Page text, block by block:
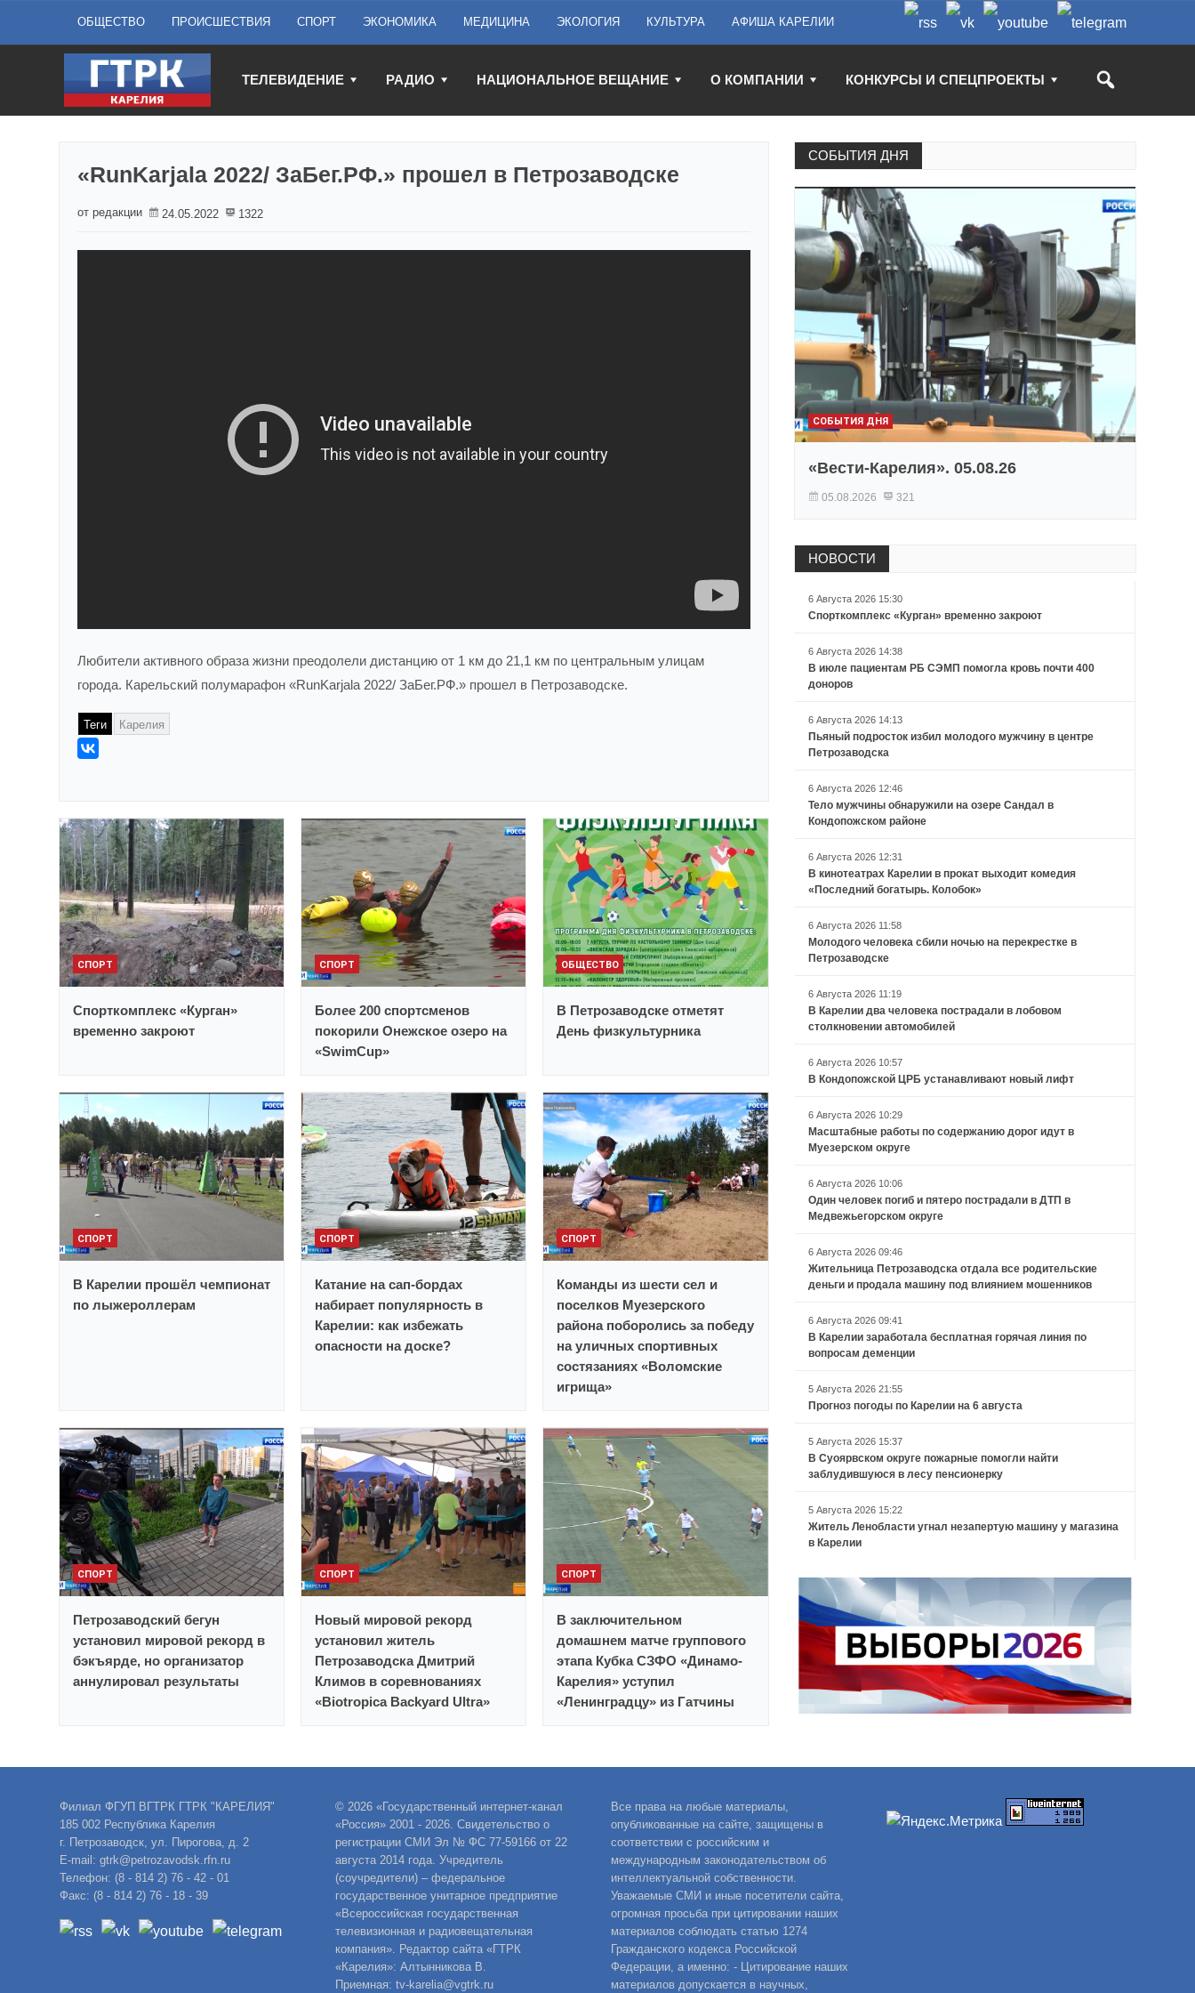
ОБЩЕСТВО ПРОИСШЕСТВИЯ СПОРТ ЭКОНОМИКА МЕДИЦИНА ЭКОЛОГИЯ КУЛЬТУРА АФИША КАРЕЛИИ
ТЕЛЕВИДЕНИЕ РАДИО НАЦИОНАЛЬНОЕ ВЕЩАНИЕ О КОМПАНИИ КОНКУРСЫ И СПЕЦПРОЕКТЫ
«RunKarjala 2022/ ЗаБег.РФ.» прошел в Петрозаводске
от редакции 24.05.2022 1322
Любители активного образа жизни преодолели дистанцию от 1 км до 21,1 км по центральным улицам
города. Карельский полумарафон «RunKarjala 2022/ ЗаБег.РФ.» прошел в Петрозаводске.
Теги Карелия
СПОРТ
Спорткомплекс «Курган»
временно закроют
СПОРТ
Более 200 спортсменов
покорили Онежское озеро на
«SwimCup»
ОБЩЕСТВО
В Петрозаводске отметят
День физкультурника
СПОРТ
В Карелии прошёл чемпионат
по лыжероллерам
СПОРТ
Катание на сап-бордах
набирает популярность в
Карелии: как избежать
опасности на доске?
СПОРТ
Команды из шести сел и
поселков Муезерского
района поборолись за победу
на уличных спортивных
состязаниях «Воломские
игрища»
СПОРТ
Петрозаводский бегун
установил мировой рекорд в
бэкъярде, но организатор
аннулировал результаты
СПОРТ
Новый мировой рекорд
установил житель
Петрозаводска Дмитрий
Климов в соревнованиях
«Biotropica Вackyard Ultra»
СПОРТ
В заключительном
домашнем матче группового
этапа Кубка СЗФО «Динамо-
Карелия» уступил
«Ленинградцу» из Гатчины
СОБЫТИЯ ДНЯ
СОБЫТИЯ ДНЯ
«Вести-Карелия». 05.08.26
05.08.2026 321
НОВОСТИ
6 Августа 2026 15:30
Спорткомплекс «Курган» временно закроют
6 Августа 2026 14:38
В июле пациентам РБ СЭМП помогла кровь почти 400
доноров
6 Августа 2026 14:13
Пьяный подросток избил молодого мужчину в центре
Петрозаводска
6 Августа 2026 12:46
Тело мужчины обнаружили на озере Сандал в
Кондопожском районе
6 Августа 2026 12:31
В кинотеатрах Карелии в прокат выходит комедия
«Последний богатырь. Колобок»
6 Августа 2026 11:58
Молодого человека сбили ночью на перекрестке в
Петрозаводске
6 Августа 2026 11:19
В Карелии два человека пострадали в лобовом
столкновении автомобилей
6 Августа 2026 10:57
В Кондопожской ЦРБ устанавливают новый лифт
6 Августа 2026 10:29
Масштабные работы по содержанию дорог идут в
Муезерском округе
6 Августа 2026 10:06
Один человек погиб и пятеро пострадали в ДТП в
Медвежьегорском округе
6 Августа 2026 09:46
Жительница Петрозаводска отдала все родительские
деньги и продала машину под влиянием мошенников
6 Августа 2026 09:41
В Карелии заработала бесплатная горячая линия по
вопросам деменции
5 Августа 2026 21:55
Прогноз погоды по Карелии на 6 августа
5 Августа 2026 15:37
В Суоярвском округе пожарные помогли найти
заблудившуюся в лесу пенсионерку
5 Августа 2026 15:22
Житель Ленобласти угнал незапертую машину у магазина
в Карелии
Филиал ФГУП ВГТРК ГТРК "КАРЕЛИЯ"
185 002 Республика Карелия
г. Петрозаводск, ул. Пирогова, д. 2
E-mail: gtrk@petrozavodsk.rfn.ru
Телефон: (8 - 814 2) 76 - 42 - 01
Факс: (8 - 814 2) 76 - 18 - 39
© 2026 «Государственный интернет-канал
«Россия» 2001 - 2026. Свидетельство о
регистрации СМИ Эл № ФС 77-59166 от 22
августа 2014 года. Учредитель
(соучредители) – федеральное
государственное унитарное предприятие
«Всероссийская государственная
телевизионная и радиовещательная
компания». Редактор сайта «ГТРК
«Карелия»: Алтынникова В.
Приемная: tv-karelia@vgtrk.ru
Все права на любые материалы,
опубликованные на сайте, защищены в
соответствии с российским и
международным законодательством об
интеллектуальной собственности.
Уважаемые СМИ и иные посетители сайта,
огромная просьба при цитировании наших
материалов соблюдать статью 1274
Гражданского кодекса Российской
Федерации, а именно: - Цитирование наших
материалов допускается в научных,